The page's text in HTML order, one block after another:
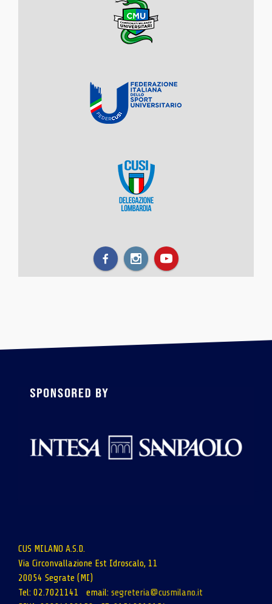
CUS MILANO A.S.D.
Via Circonvallazione Est Idroscalo, 11
20054 Segrate (MI)
Tel: 02.7021141 email: segreteria@cusmilano.it